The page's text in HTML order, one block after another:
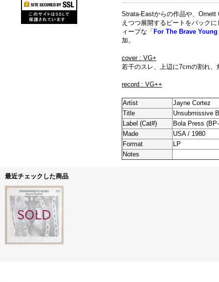
Strata-Eastからの作品や、
えつつ展開するビートをバック
ィープな「 For The Brave
加。
cover : VG+
若干のスレ、上辺に7cmの割れ、
record : VG++
Artist
Jayne Cortez
Title
Unsubmissive
Label (Cat#)
Bola Press
Made
USA / 1980
Format
LP
Notes
最近チェックした商品